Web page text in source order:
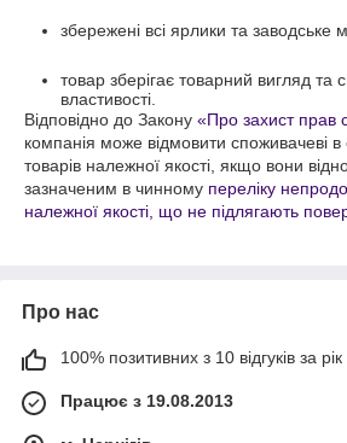
збережені всі ярлики та заводське
товар зберігає товарний вигляд та
властивості.
Відповідно до Закону «Про захист прав
компанія може відмовити споживачеві в
товарів належної якості, якщо вони
зазначеним в чинному переліку
належної якості, що не підлягають
Про нас
100% позитивних з 10 відгуків за рік
Працює з 19.08.2013